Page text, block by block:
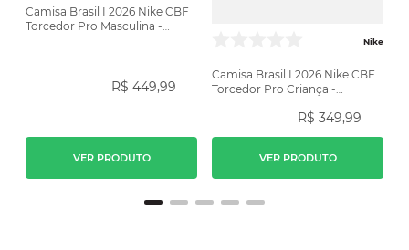
Camisa Brasil I 2026 Nike CBF
Torcedor Pro Masculina -
R$ 449,99
VER PRODUTO
Nike
Camisa Brasil I 2026 Nike CBF
Torcedor Pro Criança -
R$ 349,99
VER PRODUTO